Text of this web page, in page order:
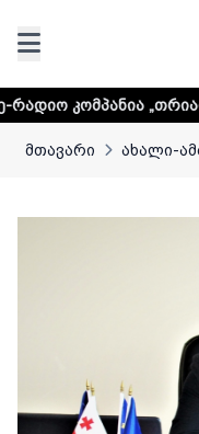
„თრიალეთს! -
მთავარი ახალი-